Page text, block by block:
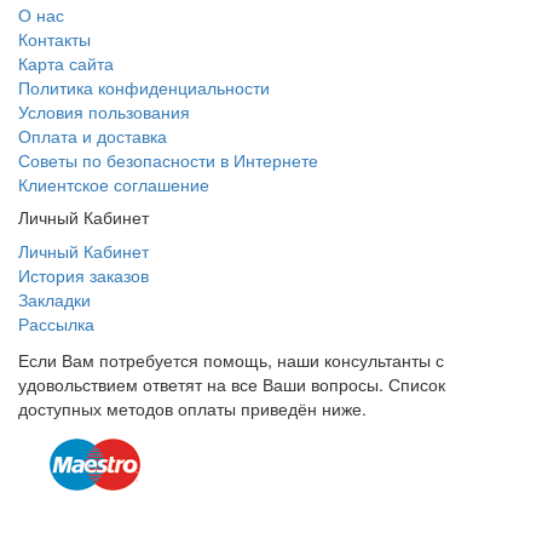
О нас
Контакты
Карта сайта
Политика конфиденциальности
Условия пользования
Оплата и доставка
Советы по безопасности в Интернете
Клиентское соглашение
Личный Кабинет
Личный Кабинет
История заказов
Закладки
Рассылка
Если Вам потребуется помощь, наши консультанты с
удовольствием ответят на все Ваши вопросы. Список
доступных методов оплаты приведён ниже.